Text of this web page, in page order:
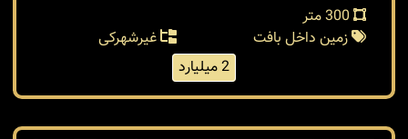
زمین داخل بافت
غیرشهرکی
2 میلیارد